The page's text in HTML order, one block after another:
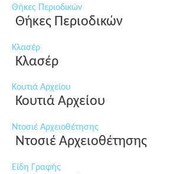
Θήκες Περιοδικών
Θήκες Περιοδικών
Κλασέρ
Κλασέρ
Κουτιά Αρχείου
Κουτιά Αρχείου
Ντοσιέ Αρχειοθέτησης
Ντοσιέ Αρχειοθέτησης
Είδη Γραφής